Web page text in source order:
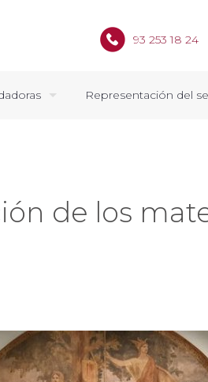
Representación del
93 253 18 24
de los